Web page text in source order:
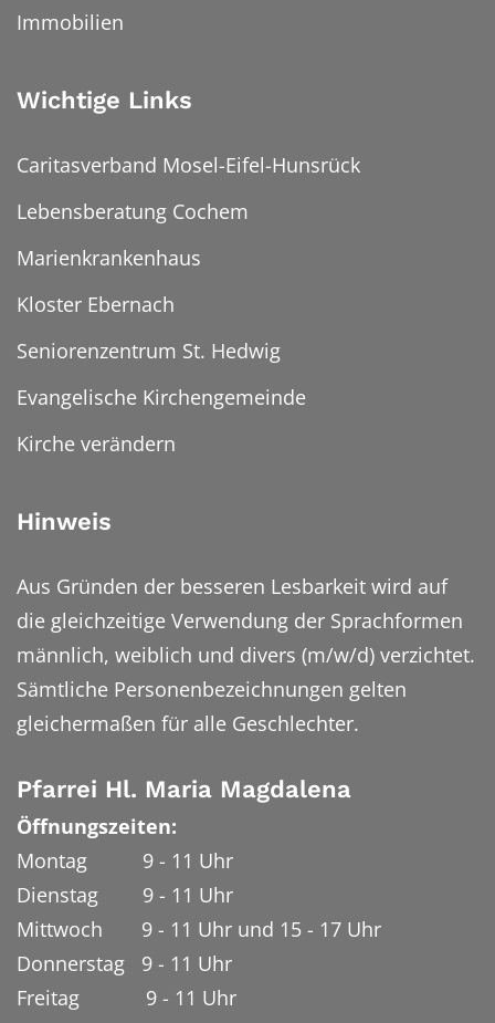
Immobilien
Wichtige Links
Caritasverband Mosel-Eifel-Hunsrück
Lebensberatung Cochem
Marienkrankenhaus
Kloster Ebernach
Seniorenzentrum St. Hedwig
Evangelische Kirchengemeinde
Kirche verändern
Hinweis
Aus Gründen der besseren Lesbarkeit wird auf
die gleichzeitige Verwendung der Sprachformen
männlich, weiblich und divers (m/w/d) verzichtet.
Sämtliche Personenbezeichnungen gelten
gleichermaßen für alle Geschlechter.
Pfarrei Hl. Maria Magdalena
Öffnungszeiten:
Montag 9 - 11 Uhr
Dienstag 9 - 11 Uhr
Mittwoch 9 - 11 Uhr und 15 - 17 Uhr
Donnerstag 9 - 11 Uhr
Freitag 9 - 11 Uhr